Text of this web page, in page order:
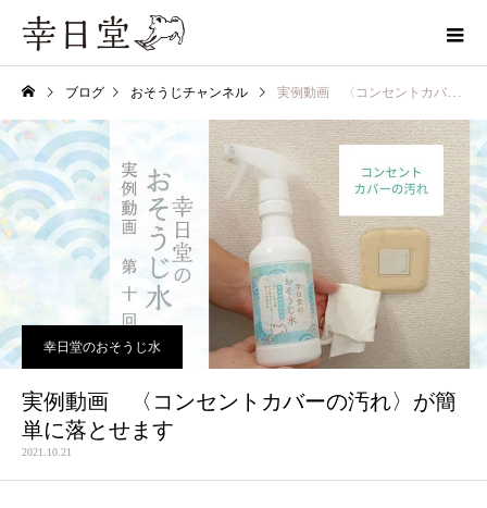
ブログ おそうじチャンネル 実例動画 〈コンセントカバーの汚れ〉が簡単に落とせます
幸日堂のおそうじ水
実例動画 〈コンセントカバーの汚れ〉が簡
単に落とせます
2021.10.21